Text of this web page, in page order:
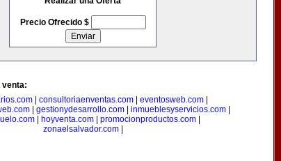
Precio Ofrecido $
venta:
consultoriaenventas.com eventosweb.com
gestionydesarrollo.com inmueblesyservicios.com
hoyventa.com promocionproductos.com
zonaelsalvador.com|